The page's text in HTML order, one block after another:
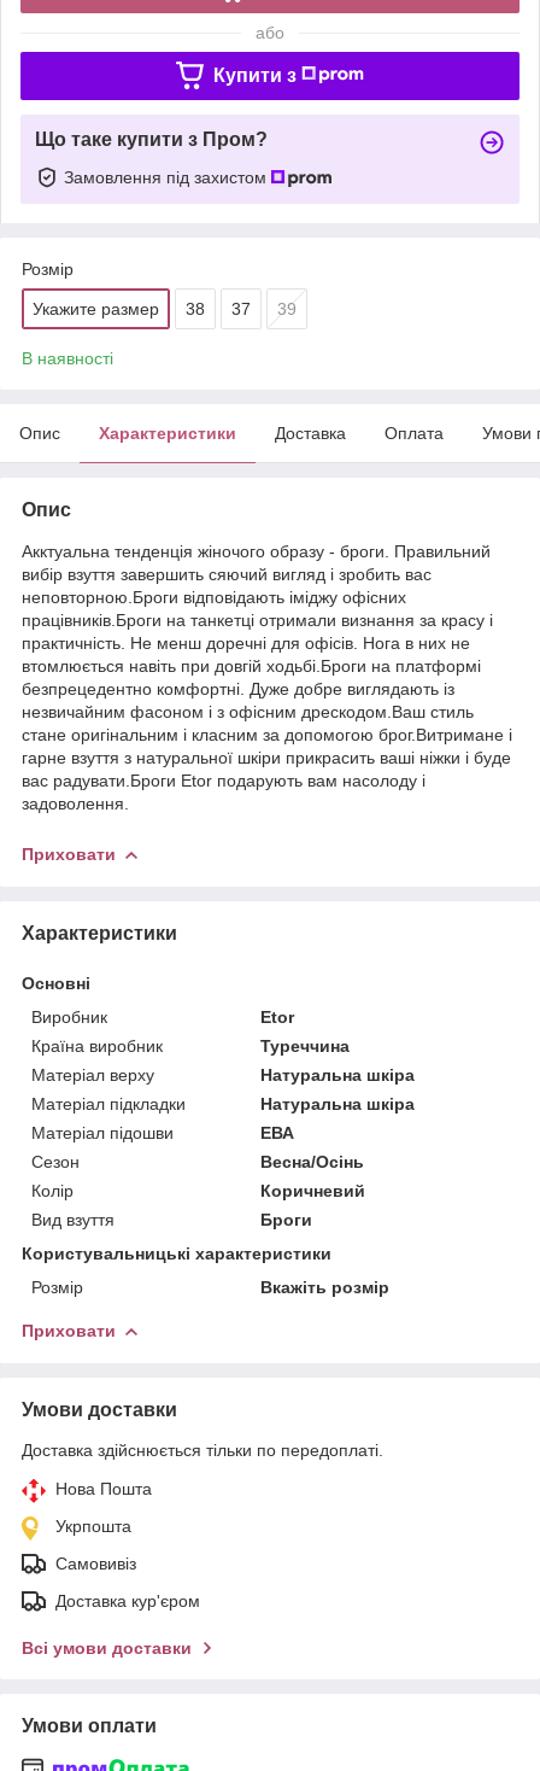
або
Купити з
Що таке купити з Пром?
Замовлення під захистом
Розмір
Укажите размер 38 37 39
В наявності
Опис Характеристики Доставка Оплата Умови
Опис
Акктуальна тенденція жіночого образу - броги. Правильний
вибір взуття завершить сяючий вигляд і зробить вас
неповторною.Броги відповідають іміджу офісних
працівників.Броги на танкетці отримали визнання за красу і
практичність. Не менш доречні для офісів. Нога в них не
втомлюється навіть при довгій ходьбі.Броги на платформі
безпрецедентно комфортні. Дуже добре виглядають із
незвичайним фасоном і з офісним дрескодом.Ваш стиль
стане оригінальним і класним за допомогою брог.Витримане і
гарне взуття з натуральної шкіри прикрасить ваші ніжки і буде
вас радувати.Броги Etor подарують вам насолоду і
задоволення.
Приховати
Характеристики
Основні
Виробник
Etor
Країна виробник
Туреччина
Матеріал верху
Натуральна шкіра
Матеріал підкладки
Натуральна шкіра
Матеріал підошви
ЕВА
Сезон
Весна/Осінь
Колір
Коричневий
Вид взуття
Броги
Користувальницькі характеристики
Розмір
Вкажіть розмір
Приховати
Умови доставки
Доставка здійснюється тільки по передоплаті.
Нова Пошта
Укрпошта
Самовивіз
Доставка кур'єром
Всі умови доставки
Умови оплати